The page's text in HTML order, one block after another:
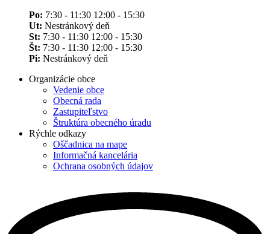
Po: 7:30 - 11:30 12:00 - 15:30
Ut: Nestránkový deň
St: 7:30 - 11:30 12:00 - 15:30
Št: 7:30 - 11:30 12:00 - 15:30
Pi: Nestránkový deň
Organizácie obce
Vedenie obce
Obecná rada
Zastupiteľstvo
Štruktúra obecného úradu
Rýchle odkazy
Oščadnica na mape
Informačná kancelária
Ochrana osobných údajov